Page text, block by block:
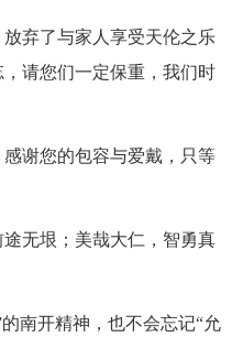
弃了与家人享受天伦之乐
请您们一定保重，我们时
谢您的包容与爱戴，只等
无垠；美哉大仁，智勇真
南开精神，也不会忘记“允